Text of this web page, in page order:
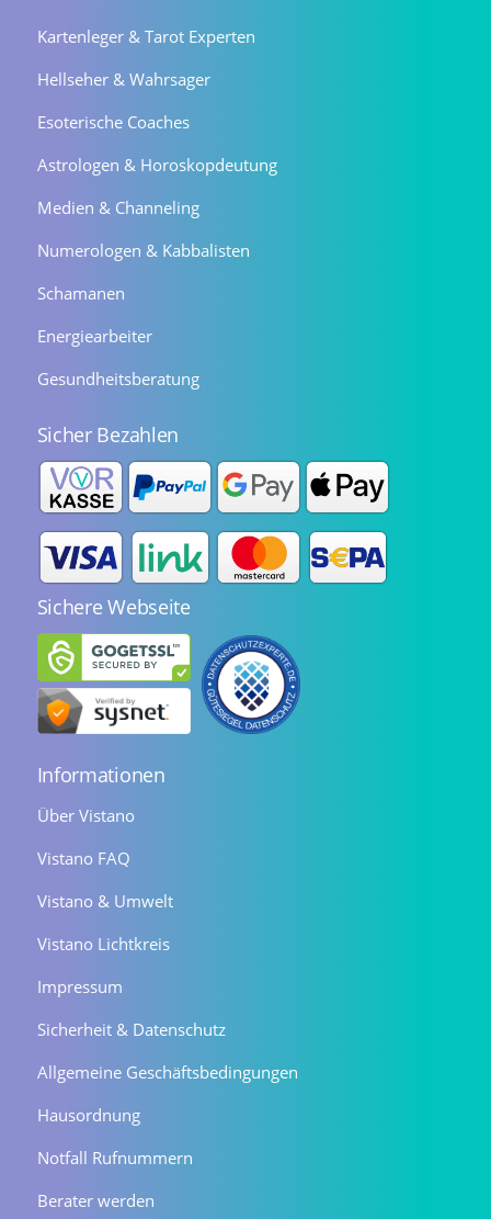
Kartenleger & Tarot Experten
Hellseher & Wahrsager
Esoterische Coaches
Astrologen & Horoskopdeutung
Medien & Channeling
Numerologen & Kabbalisten
Schamanen
Energiearbeiter
Gesundheitsberatung
Sicher Bezahlen
Sichere Webseite
Informationen
Über Vistano
Vistano FAQ
Vistano & Umwelt
Vistano Lichtkreis
Impressum
Sicherheit & Datenschutz
Allgemeine Geschäftsbedingungen
Hausordnung
Notfall Rufnummern
Berater werden